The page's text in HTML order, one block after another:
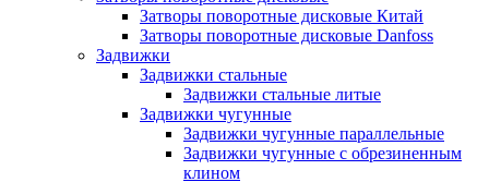
Затворы поворотные дисковые Китай
Затворы поворотные дисковые Danfoss
Задвижки
Задвижки стальные
Задвижки стальные литые
Задвижки чугунные
Задвижки чугунные параллельные
Задвижки чугунные с обрезиненным
клином